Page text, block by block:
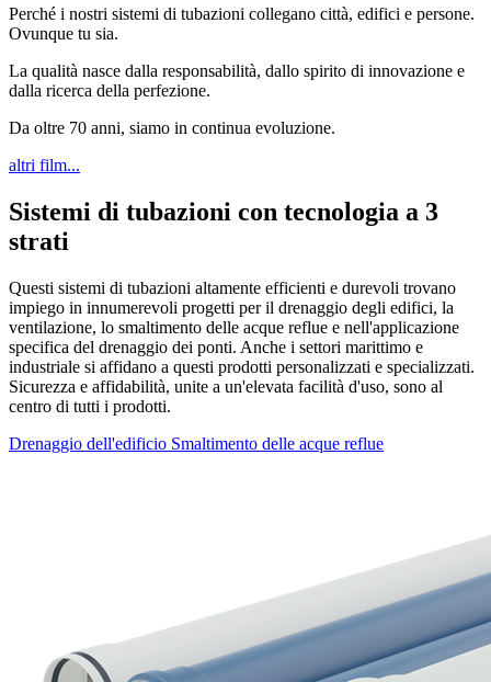
Perché i nostri sistemi di tubazioni collegano città, edifici e persone.
Ovunque tu sia.
La qualità nasce dalla responsabilità, dallo spirito di innovazione e
dalla ricerca della perfezione.
Da oltre 70 anni, siamo in continua evoluzione.
altri film...
Sistemi di tubazioni con tecnologia a 3
strati
Questi sistemi di tubazioni altamente efficienti e durevoli trovano
impiego in innumerevoli progetti per il drenaggio degli edifici, la
ventilazione, lo smaltimento delle acque reflue e nell'applicazione
specifica del drenaggio dei ponti. Anche i settori marittimo e
industriale si affidano a questi prodotti personalizzati e specializzati.
Sicurezza e affidabilità, unite a un'elevata facilità d'uso, sono al
centro di tutti i prodotti.
Drenaggio dell'edificio Smaltimento delle acque reflue